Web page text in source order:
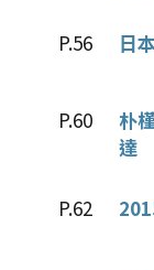
P.56 日
P.60
朴
達
P.62